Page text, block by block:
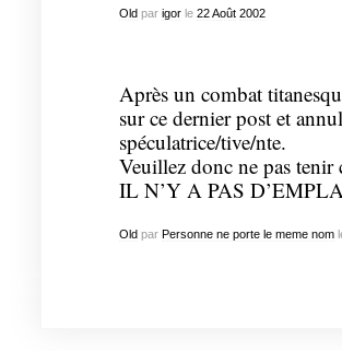
Oldpar igorle 22 Août 2002
Après un combat
sur ce dernier post et
spéculatrice/tive/nte.
Veuillez donc ne pas tenir
IL N’Y A PAS
Oldpar Personne ne porte le meme nom